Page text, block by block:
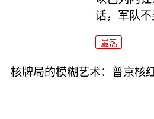
话，军队不
最热
核牌局的模糊艺术：普京核